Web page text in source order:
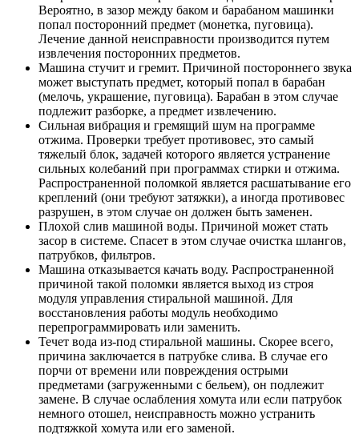
Вероятно, в зазор между баком и барабаном машинки
попал посторонний предмет (монетка, пуговица).
Лечение данной неисправности производится путем
извлечения посторонних предметов.
Машина стучит и гремит. Причиной постороннего звука
может выступать предмет, который попал в барабан
(мелочь, украшение, пуговица). Барабан в этом случае
подлежит разборке, а предмет извлечению.
Сильная вибрация и гремящий шум на программе
отжима. Проверки требует противовес, это самый
тяжелый блок, задачей которого является устранение
сильных колебаний при программах стирки и отжима.
Распространенной поломкой является расшатывание его
креплений (они требуют затяжки), а иногда противовес
разрушен, в этом случае он должен быть заменен.
Плохой слив машиной воды. Причиной может стать
засор в системе. Спасет в этом случае очистка шлангов,
патрубков, фильтров.
Машина отказывается качать воду. Распространенной
причиной такой поломки является выход из строя
модуля управления стиральной машиной. Для
восстановления работы модуль необходимо
перепрограммировать или заменить.
Течет вода из-под стиральной машины. Скорее всего,
причина заключается в патрубке слива. В случае его
порчи от времени или повреждения острыми
предметами (загруженными с бельем), он подлежит
замене. В случае ослабления хомута или если патрубок
немного отошел, неисправность можно устранить
подтяжкой хомута или его заменой.